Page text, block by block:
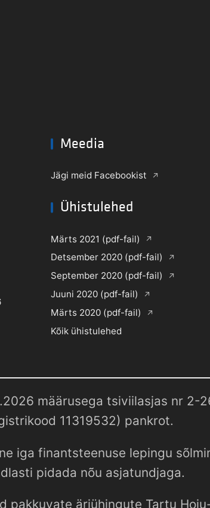
Meedia
Jägi meid Facebookist
Ühistulehed
Märts 2021 (pdf-fail)
Detsember 2020 (pdf-fail)
September 2020 (pdf-fail)
Juuni 2020 (pdf-fail)
Märts 2020 (pdf-fail)
Kõik ühistulehed
määrusega tsiviilasjas nr 2-
11319532) pankrot.
iga finantsteenuse lepingu
pidada nõu asjatundjaga.
pakkuvate äriühingute Tartu